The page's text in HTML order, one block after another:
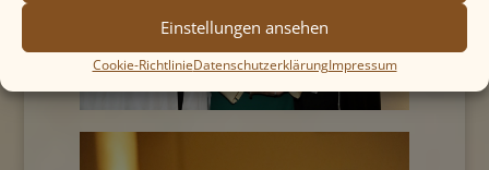
Einstellungen ansehen
Cookie-RichtlinieDatenschutzerklärungImpressum